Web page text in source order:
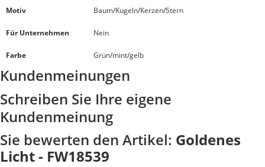
Motiv Baum/Kugeln/Kerzen/Stern
Für Unternehmen Nein
Farbe Grün/mint/gelb
Kundenmeinungen
Schreiben Sie Ihre eigene
Kundenmeinung
Sie bewerten den Artikel: Goldenes
Licht - FW18539